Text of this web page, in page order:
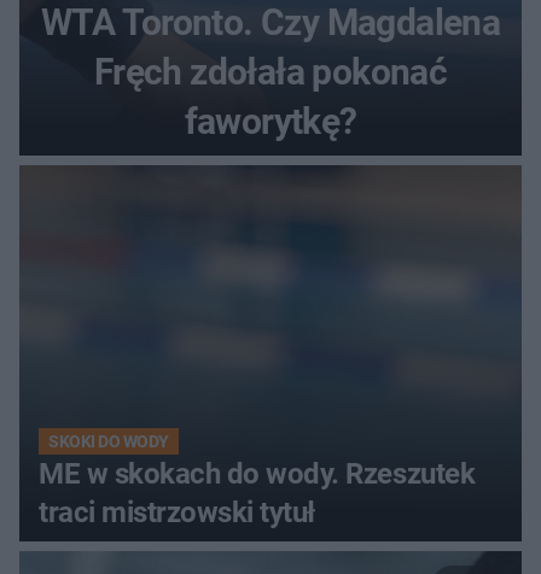
WTA Toronto. Czy Magdalena
Fręch zdołała pokonać
faworytkę?
SKOKI DO WODY
ME w skokach do wody. Rzeszutek
traci mistrzowski tytuł